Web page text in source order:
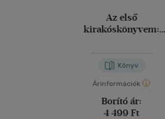
Az első
kirakóskönyvem:
Könyv
Árinformációk
Borító ár:
4 499 Ft